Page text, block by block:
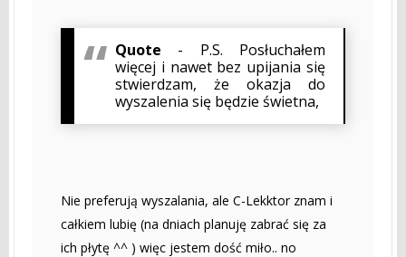
Quote - P.S. Posłuchałem
więcej i nawet bez upijania się
stwierdzam, że okazja do
wyszalenia się będzie świetna,
Nie preferują wyszalania, ale C-Lekktor znam i
całkiem lubię (na dniach planuję zabrać się za
ich płytę ^^ ) więc jestem dość miło.. no